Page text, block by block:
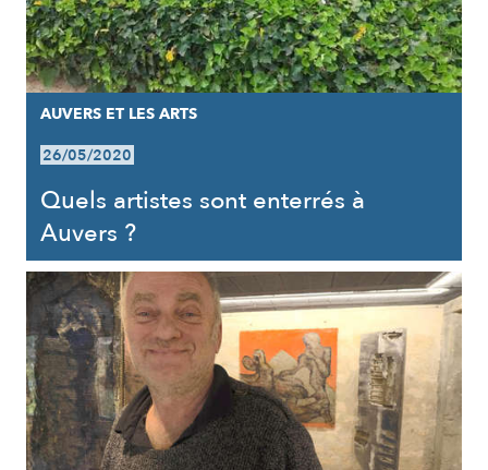
AUVERS ET LES ARTS
26/05/2020
Quels artistes sont enterrés à
Auvers ?